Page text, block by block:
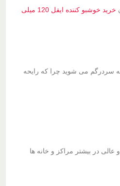
خرید خوشبو کننده ایفل 120 میلی
سردرگم می شوید چرا که رایحه
در بیشتر مراکز و خانه ها